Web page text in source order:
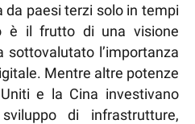
paesi terzi solo in tempi
è il frutto di una visione
sottovalutato l’importanza
Mentre altre potenze
e la Cina investivano
di infrastrutture,